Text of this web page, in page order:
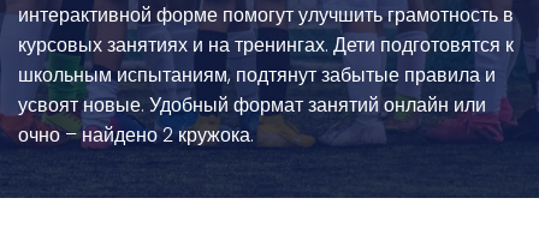
интерактивной форме помогут улучшить грамотность в
курсовых занятиях и на тренингах. Дети подготовятся к
школьным испытаниям, подтянут забытые правила и
усвоят новые. Удобный формат занятий онлайн или
очно – найдено 2 кружока.